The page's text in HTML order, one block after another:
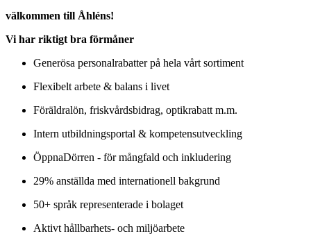
välkommen till Åhléns!
Vi har riktigt bra förmåner
Generösa personalrabatter på hela vårt sortiment
Flexibelt arbete & balans i livet
Föräldralön, friskvårdsbidrag, optikrabatt m.m.
Intern utbildningsportal & kompetensutveckling
ÖppnaDörren - för mångfald och inkludering
29% anställda med internationell bakgrund
50+ språk representerade i bolaget
Aktivt hållbarhets- och miljöarbete